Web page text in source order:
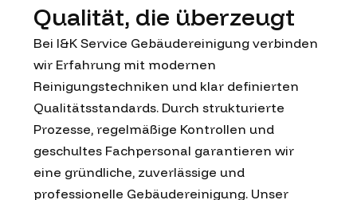
Qualität, die überzeugt
Bei I&K Service Gebäudereinigung verbinden
wir Erfahrung mit modernen
Reinigungstechniken und klar definierten
Qualitätsstandards. Durch strukturierte
Prozesse, regelmäßige Kontrollen und
geschultes Fachpersonal garantieren wir
eine gründliche, zuverlässige und
professionelle Gebäudereinigung. Unser